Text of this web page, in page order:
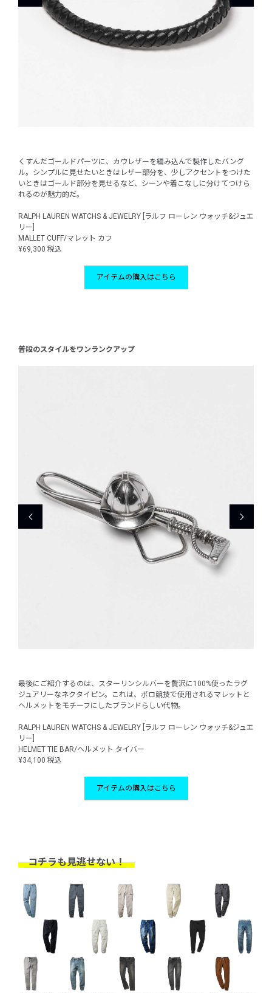
くすんだゴールドパーツに、カウレザーを編み込んで製作したバング
ル。シンプルに見せたいときはレザー部分を、少しアクセントをつけた
いときはゴールド部分を見せるなど、シーンや着こなしに分けてつけら
れるのが魅力的だ。
RALPH LAUREN WATCHS & JEWELRY [ラルフ ローレン ウォッチ&ジュエ
リー]
MALLET CUFF/マレット カフ
¥69,300 税込
アイテムの購入はこちら
普段のスタイルをワンランクアップ
最後にご紹介するのは、スターリンシルバーを贅沢に100%使ったラグ
ジュアリーなネクタイピン。これは、ポロ競技で使用されるマレットと
ヘルメットをモチーフにしたブランドらしい代物。
RALPH LAUREN WATCHS & JEWELRY [ラルフ ローレン ウォッチ&ジュエ
リー]
HELMET TIE BAR/ヘルメット タイバー
¥34,100 税込
アイテムの購入はこちら
コチラも見逃せない！